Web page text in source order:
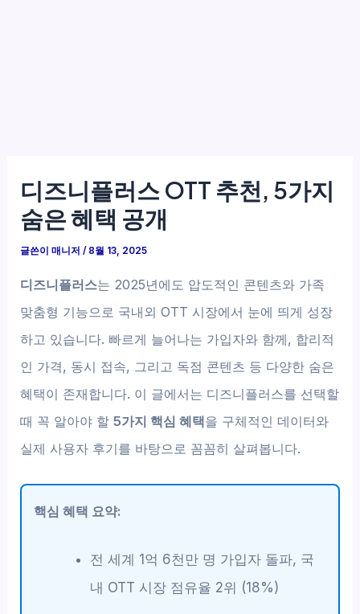
디즈니플러스 OTT 추천, 5가지
숨은 혜택 공개
글쓴이매니저/ 8월 13, 2025
디즈니플러스는 2025년에도 압도적인 콘텐츠와 가족
맞춤형 기능으로 국내외 OTT 시장에서 눈에 띄게 성장
하고 있습니다. 빠르게 늘어나는 가입자와 함께, 합리적
인 가격, 동시 접속, 그리고 독점 콘텐츠 등 다양한 숨은
혜택이 존재합니다. 이 글에서는 디즈니플러스를 선택할
때 꼭 알아야 할5가지 핵심 혜택을 구체적인 데이터와
실제 사용자 후기를 바탕으로 꼼꼼히 살펴봅니다.
핵심 혜택 요약:
전 세계 1억 6천만 명 가입자 돌파, 국
내 OTT 시장 점유율 2위 (18%)